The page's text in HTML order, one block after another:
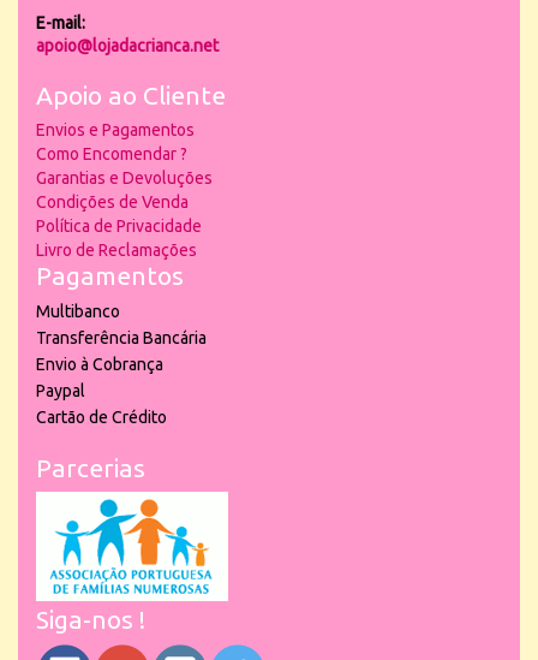
E-mail:
apoio@lojadacrianca.net
Apoio ao Cliente
Envios e Pagamentos
Como Encomendar ?
Garantias e Devoluções
Condições de Venda
Política de Privacidade
Livro de Reclamações
Pagamentos
Multibanco
Transferência Bancária
Envio à Cobrança
Paypal
Cartão de Crédito
Parcerias
Siga-nos !